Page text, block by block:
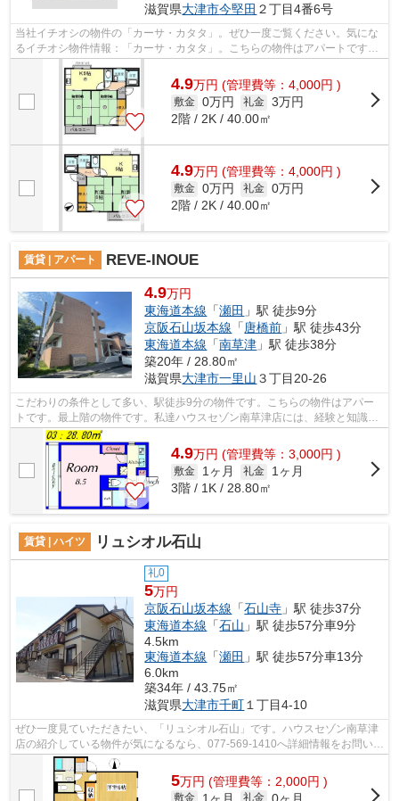
滋賀県大津市今堅田 ２丁目4番6号
当社イチオシの物件の「カーサ・カタタ」。ぜひ一度ご覧ください。気にな
るイチオシ物件情報：「カーサ・カタタ」。こちらの物件はアパートです。
魅力的な駅近の物件で、駅まで徒歩10...
4.9万円 (管理費等：4,000円 )
敷金 0万円 礼金 3万円
2階 / 2K / 40.00㎡
4.9万円 (管理費等：4,000円 )
敷金 0万円 礼金 0万円
2階 / 2K / 40.00㎡
賃貸 | アパート REVE-INOUE
4.9万円
東海道本線 「瀬田 」駅 徒歩9分
京阪石山坂本線 「唐橋前 」駅 徒歩43分
東海道本線 「南草津 」駅 徒歩38分
築20年 / 28.80㎡
滋賀県大津市一里山 ３丁目20-26
こだわりの条件として多い、駅徒歩9分の物件です。こちらの物件はアパー
トです。最上階の物件です。私達ハウスセゾン南草津店には、経験と知識が
豊富なスタッフが勢ぞろい。077-569-14...
4.9万円 (管理費等：3,000円 )
敷金 1ヶ月 礼金
1ヶ月
3階 / 1K / 28.80㎡
賃貸 | ハイツ リュシオル石山
礼0
5万円
京阪石山坂本線 「石山寺 」駅 徒歩37分
東海道本線 「石山 」駅 徒歩57分車9分
4.5km
東海道本線 「瀬田 」駅 徒歩57分車13分
6.0km
築34年 / 43.75㎡
滋賀県大津市千町１丁目4-10
ぜひ一度見ていただきたい、「リュシオル石山」です。ハウスセゾン南草津
店の紹介している物件が気になるなら、077-569-1410へ詳細情報をお問い合
わせ下さい。
5万円 (管理費等：2,000円 )
敷金 礼金